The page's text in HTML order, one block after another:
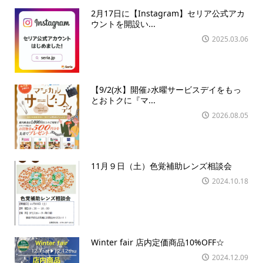
2月17日に【Instagram】セリア公式アカ
ウントを開設い...
2025.03.06
【9/2(水】開催♪水曜サービスデイをもっ
とおトクに『マ...
2026.08.05
11月９日（土）色覚補助レンズ相談会
2024.10.18
Winter fair 店内定価商品10%OFF☆
2024.12.09